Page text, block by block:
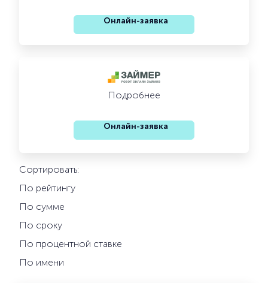
Онлайн-заявка
Подробнее
Онлайн-заявка
Сортировать:
По рейтингу
По сумме
По сроку
По процентной ставке
По имени